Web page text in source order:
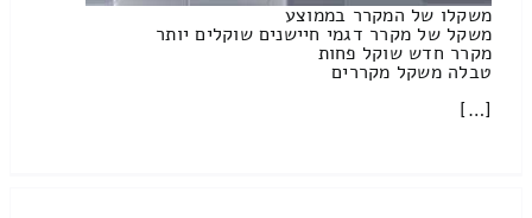
משקלו של המקרר בממוצע
משקל של מקרר דגמי חיישנים שוקלים יותר
מקרר חדש שוקל פחות
טבלה משקל מקררים
[…]